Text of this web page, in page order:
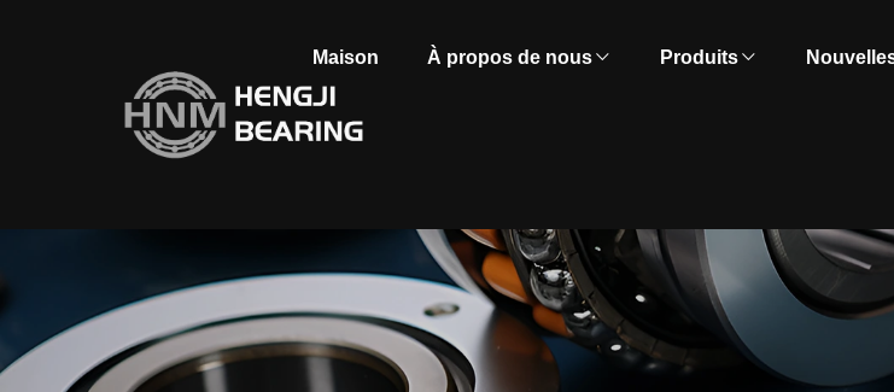
Maison À propos de nous Produits